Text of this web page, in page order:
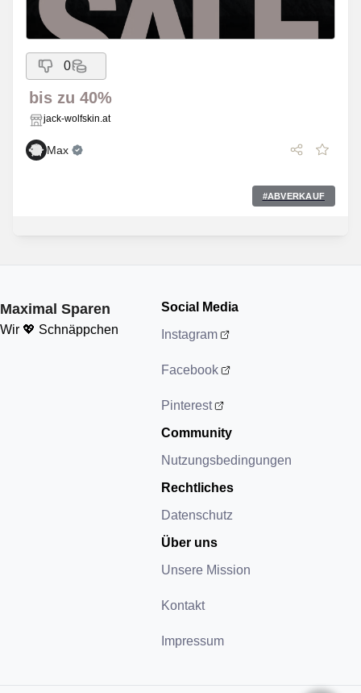
0
bis zu 40%
jack-wolfskin.at
Max
#ABVERKAUF
Maximal Sparen
Wir 💖 Schnäppchen
Social Media
Instagram
Facebook
Pinterest
Community
Nutzungsbedingungen
Rechtliches
Datenschutz
Über uns
Unsere Mission
Kontakt
Impressum